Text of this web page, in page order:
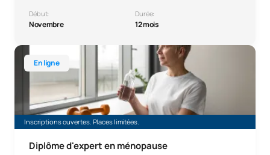
Début:
Novembre
Durée:
12 mois
En ligne
Inscriptions ouvertes. Places limitées.
Diplôme d'expert en ménopause
Diplôme d'expert en ménopause